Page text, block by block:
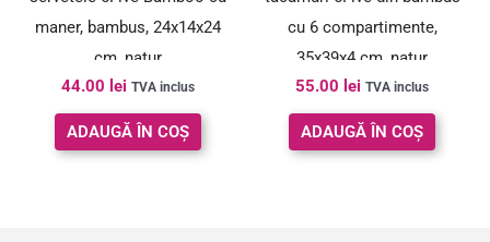
maner, bambus, 24x14x24
cm, natur
44.00 lei TVA inclus
ADAUGĂ ÎN COȘ
cu 6 compartimente,
35x39x4 cm, natur
55.00 lei TVA inclus
ADAUGĂ ÎN COȘ